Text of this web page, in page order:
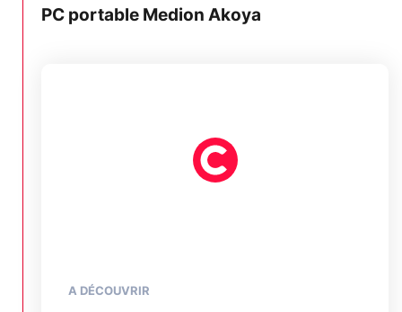
PC portable Medion Akoya
A DÉCOUVRIR